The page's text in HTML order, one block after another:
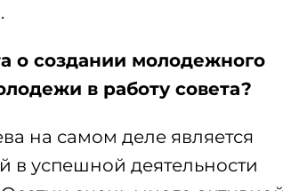
о создании молодежного
в работу совета?
на самом деле является
успешной деятельности